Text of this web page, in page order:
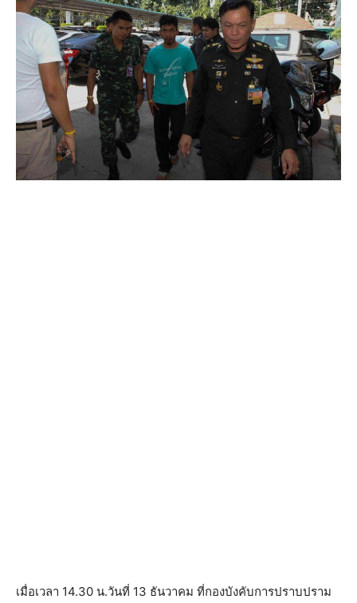
เมื่อเวลา 14.30 น.วันที่ 13 ธันวาคม ที่กองบังคับการปราบปราม